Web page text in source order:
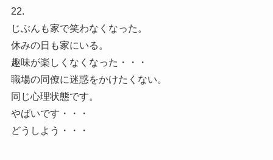
22.
じぶんも家で笑わなくなった。
休みの日も家にいる。
趣味が楽しくなくなった・・・
職場の同僚に迷惑をかけたくない。
同じ心理状態です。
やばいです・・・
どうしよう・・・